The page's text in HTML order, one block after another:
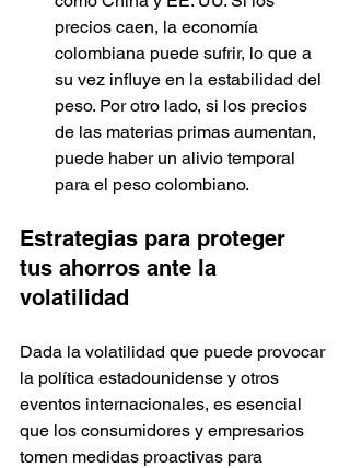
precios caen, la economía
colombiana puede sufrir, lo que a
su vez influye en la estabilidad del
peso. Por otro lado, si los precios
de las materias primas aumentan,
puede haber un alivio temporal
para el peso colombiano.
Estrategias para proteger
tus ahorros ante la
volatilidad
Dada la volatilidad que puede provocar
la política estadounidense y otros
eventos internacionales, es esencial
que los consumidores y empresarios
tomen medidas proactivas para